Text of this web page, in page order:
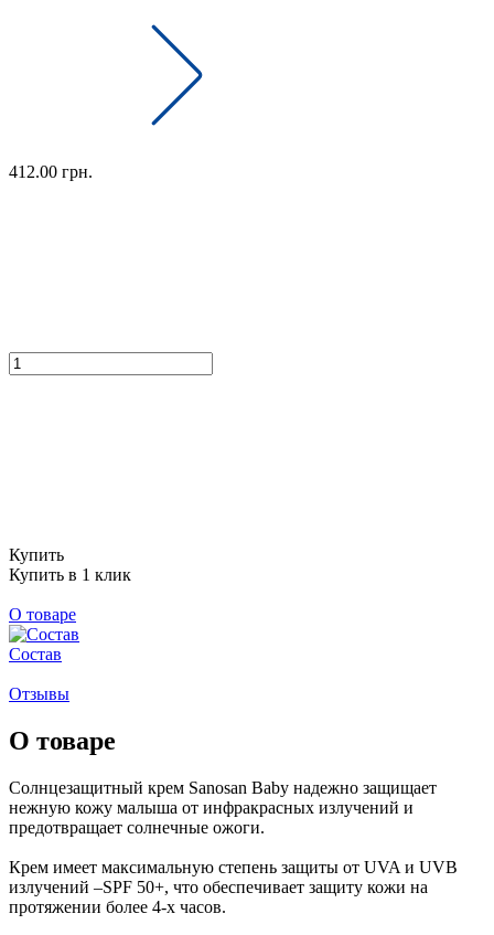
412.00 грн.
Купить
Купить в 1 клик
О товаре
Состав
Отзывы
О товаре
Солнцезащитный крем Sanosan Baby надежно защищает
нежную кожу малыша от инфракрасных излучений и
предотвращает солнечные ожоги.
Крем имеет максимальную степень защиты от UVA и UVB
излучений –SPF 50+, что обеспечивает защиту кожи на
протяжении более 4-х часов.